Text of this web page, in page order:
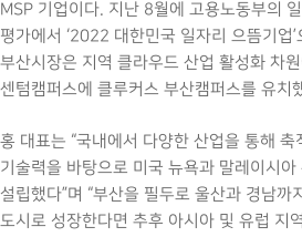
MSP 기업이다. 지난 8월에 고용노동부의
평가에서 ‘2022 대한민국 일자리 으뜸기업
부산시장은 지역 클라우드 산업 활성화 차
센텀캠퍼스에 클루커스 부산캠퍼스를 유치
홍 대표는 “국내에서 다양한 산업을 통해
기술력을 바탕으로 미국 뉴욕과 말레이시
설립했다”며 “부산을 필두로 울산과 경남까
도시로 성장한다면 추후 아시아 및 유럽 지